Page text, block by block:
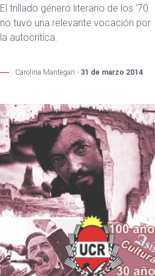
El trillado género literario de los '70
no tuvo una relevante vocación por
la autocrítica.
Carolina Mantegari - 31 de marzo 2014